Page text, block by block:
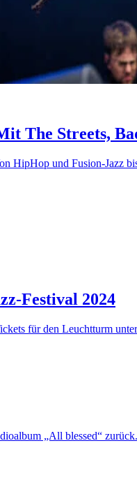
The Streets,
HipHop und Fusion-Jazz
Festival 2024
für den Leuchtturm
„All blessed“